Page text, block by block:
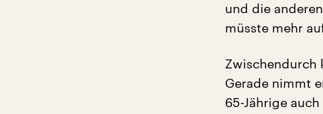
und die
müsste mehr
Zwischendurch
Gerade nimmt
65-Jährige